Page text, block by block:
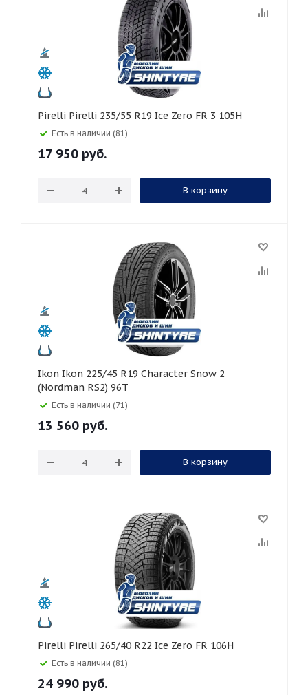
Pirelli Pirelli 235/55 R19 Ice Zero FR 3 105H
Есть в наличии (81)
17 950 руб.
В корзину
Ikon Ikon 225/45 R19 Character Snow 2
(Nordman RS2) 96T
Есть в наличии (71)
13 560 руб.
В корзину
Pirelli Pirelli 265/40 R22 Ice Zero FR 106H
Есть в наличии (81)
24 990 руб.